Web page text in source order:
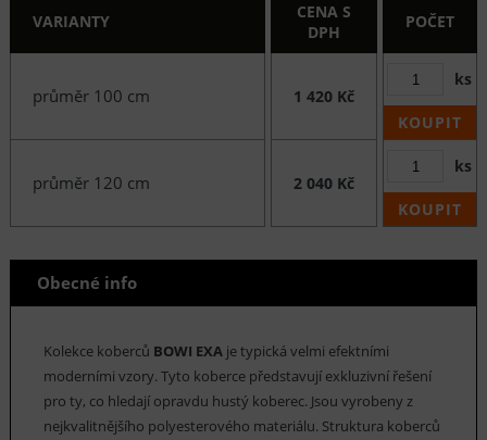
VARIANTY
CENA S
DPH
POČET
průměr 100 cm 1 420 Kč
ks
KOUPIT
průměr 120 cm 2 040 Kč
ks
KOUPIT
Obecné info
Kolekce koberců BOWI EXAje typická velmi efektními
moderními vzory. Tyto koberce představují exkluzivní řešení
pro ty, co hledají opravdu hustý koberec. Jsou vyrobeny z
nejkvalitnějšího polyesterového materiálu. Struktura koberců